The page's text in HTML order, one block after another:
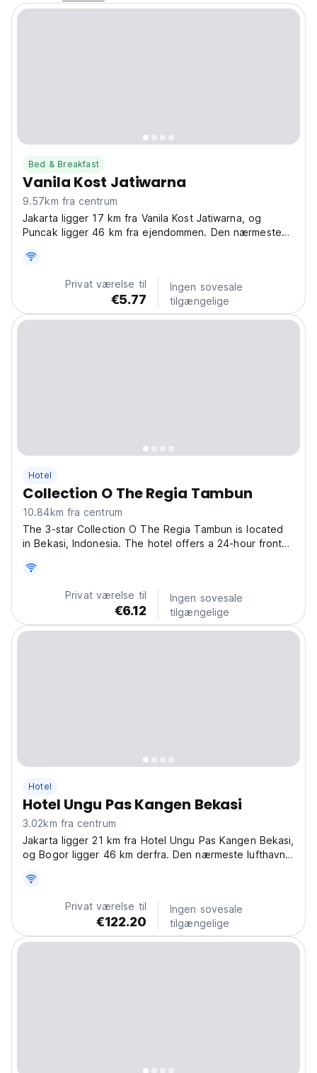
Bed & Breakfast
Vanila Kost Jatiwarna
9.57km fra centrum
Jakarta ligger 17 km fra Vanila Kost Jatiwarna, og
Puncak ligger 46 km fra ejendommen. Den nærmeste
overnatningsstedet.
Privat værelse til
€5.77
Ingen sovesale
tilgængelige
Hotel
Collection O The Regia Tambun
10.84km fra centrum
The 3-star Collection O The Regia Tambun is located
in Bekasi, Indonesia. The hotel offers a 24-hour front
ensuring a hassle-free stay for families. The property
also provides free WiFi throughout, ensuring
connectivity...Privat værelse til
€6.12
Ingen sovesale
tilgængelige
Hotel
Hotel Ungu Pas Kangen Bekasi
3.02km fra centrum
Jakarta ligger 21 km fra Hotel Ungu Pas Kangen Bekasi,
og Bogor ligger 46 km derfra. Den nærmeste lufthavn
Privat værelse til
€122.20
Ingen sovesale
tilgængelige